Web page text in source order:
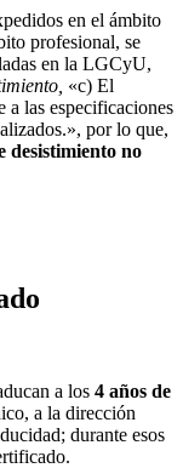
en el ámbito
profesional, se
en la LGCyU,
«c) El
a las especificaciones
por lo que,
desistimiento no
a los 4 años de
a la dirección
durante esos